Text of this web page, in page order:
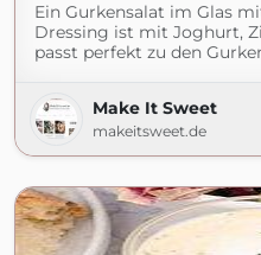
Ein Gurkensalat im Glas
Dressing ist mit Joghurt,
passt perfekt zu den
Make It Sweet
makeitsweet.de